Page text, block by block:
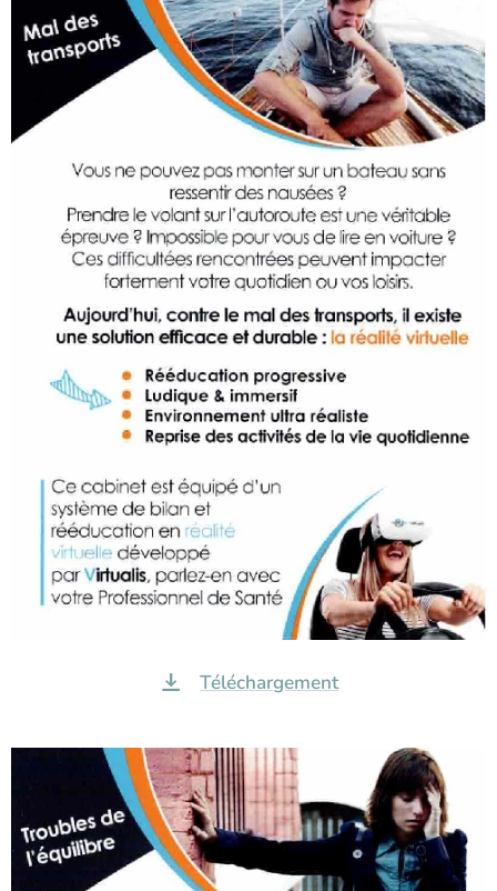
Téléchargement